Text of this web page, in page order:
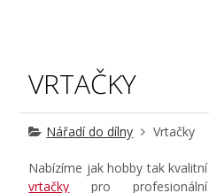
VRTAČKY
Nářadí do dílny Vrtačky
Nabízíme jak hobby tak kvalitní
vrtačky pro profesionální